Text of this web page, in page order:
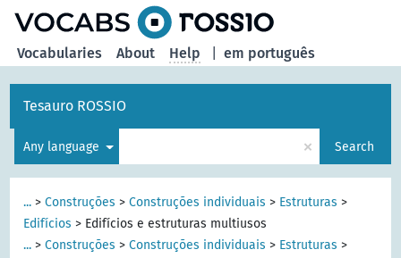
em português
Vocabularies About Help
Tesauro ROSSIO
Any language × Search
... >Construções >Construções individuais > Estruturas >
Edifícios > Edifícios e estruturas multiusos
... >Construções >Construções individuais > Estruturas >